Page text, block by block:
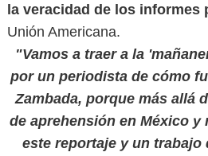
la veracidad de los informes
Unión Americana.
"Vamos a traer a la
por un periodista de cómo
Zambada, porque más allá
de aprehensión en México y
este reportaje y un trabajo